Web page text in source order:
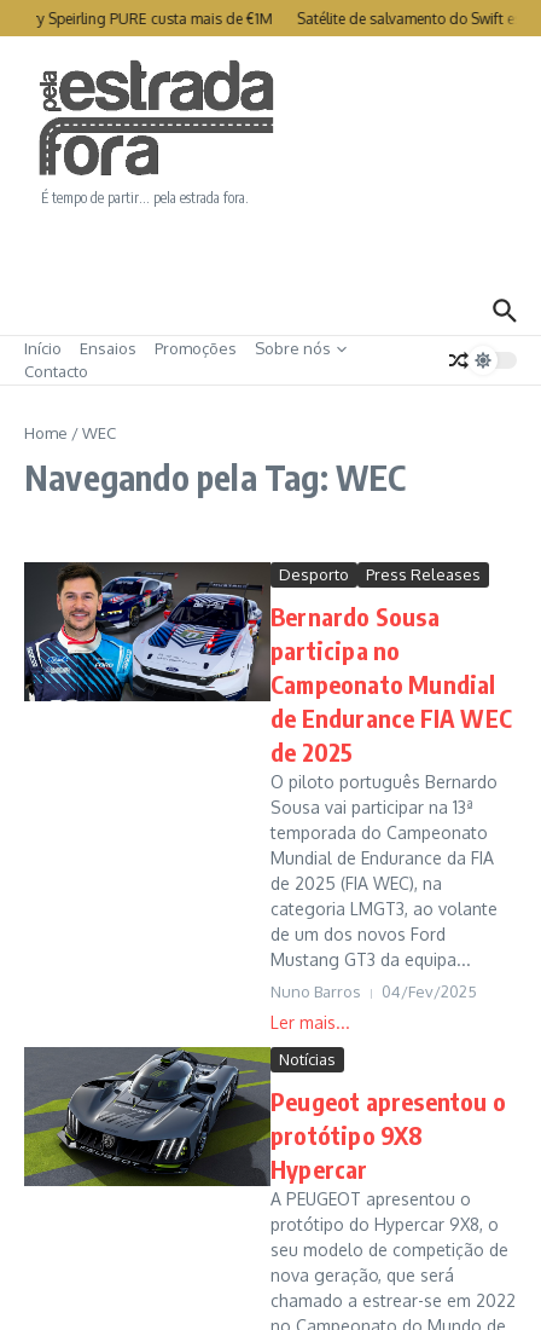
Ir para o conteúdo
Speirling PURE custa mais de €1M Satélite de salvamento do Swift está
É tempo de partir… pela estrada fora.
Início Ensaios Promoções
Sobre nós
Contacto
Home /WEC
Navegando pela Tag: WEC
Desporto Press Releases
Bernardo Sousa
participa no
Campeonato Mundial
de Endurance FIA WEC
de 2025
O piloto português Bernardo
Sousa vai participar na 13ª
temporada do Campeonato
Mundial de Endurance da FIA
de 2025 (FIA WEC), na
categoria LMGT3, ao volante
de um dos novos Ford
Mustang GT3 da equipa...
Nuno Barros 04/Fev/2025
Notícias
Peugeot apresentou o
protótipo 9X8
Hypercar
A PEUGEOT apresentou o
protótipo do Hypercar 9X8, o
seu modelo de competição de
nova geração, que será
chamado a estrear-se em 2022
no Campeonato do Mundo de